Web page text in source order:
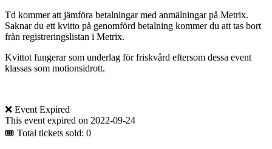
Td kommer att jämföra betalningar med anmälningar på Metrix.
Saknar du ett kvitto på genomförd betalning kommer du att tas bort
från registreringslistan i Metrix.
Kvittot fungerar som underlag för friskvård eftersom dessa event
klassas som motionsidrott.
❌ Event Expired
This event expired on 2022-09-24
🎟 Total tickets sold: 0